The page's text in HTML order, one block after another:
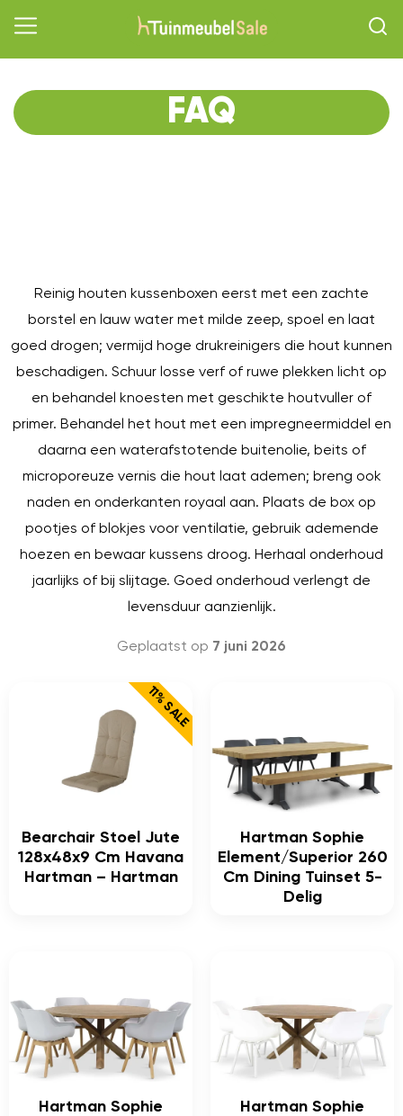
FAQ
Reinig houten kussenboxen eerst met een zachte
borstel en lauw water met milde zeep, spoel en laat
goed drogen; vermijd hoge drukreinigers die hout kunnen
beschadigen. Schuur losse verf of ruwe plekken licht op
en behandel knoesten met geschikte houtvuller of
primer. Behandel het hout met een impregneermiddel en
daarna een waterafstotende buitenolie, beits of
microporeuze vernis die hout laat ademen; breng ook
naden en onderkanten royaal aan. Plaats de box op
pootjes of blokjes voor ventilatie, gebruik ademende
hoezen en bewaar kussens droog. Herhaal onderhoud
jaarlijks of bij slijtage. Goed onderhoud verlengt de
levensduur aanzienlijk.
Geplaatst op 7 juni 2026
11% SALE
Bearchair Stoel Jute
128x48x9 Cm Havana
Hartman – Hartman
Hartman Sophie
Element/Superior 260
Cm Dining Tuinset 5-
Delig
Hartman Sophie
Hartman Sophie